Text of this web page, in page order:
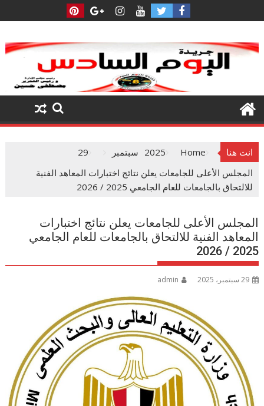
to
انت هنا Home
2025 سبتمبر
29
المجلس الأعلى للجامعات يعلن نتائج اختبارات المعاهد الفنية
للالتحاق بالجامعات للعام الجامعي 2025 / 2026
المجلس الأعلى للجامعات يعلن نتائج اختبارات
المعاهد الفنية للالتحاق بالجامعات للعام الجامعي
2025 / 2026
29 سبتمبر، 2025 admin